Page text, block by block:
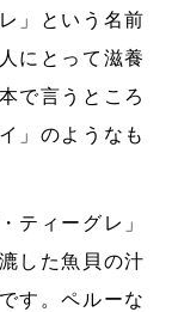
」という名前
にとって滋養
で言うところ
」のようなも
ティーグレ」
した魚貝の汁
す。ペルーな